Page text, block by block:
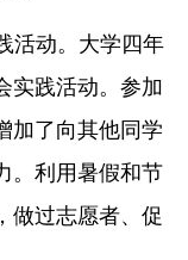
活动。大学四年
实践活动。参加
加了向其他同学
。利用暑假和节
做过志愿者、促